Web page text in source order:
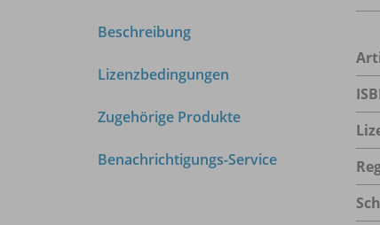
Beschreibung
Lizenzbedingungen
Zugehörige Produkte
Benachrichtigungs-Service